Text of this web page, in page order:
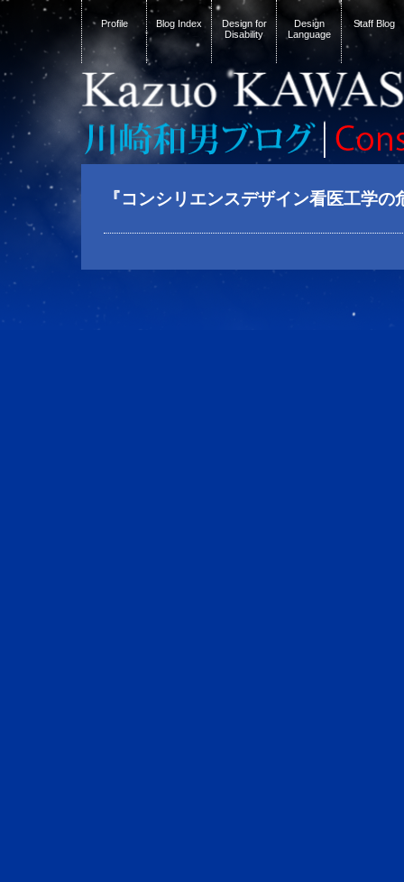
Profile Blog Index
Design for
Disability
Design
Language
Staff Blog
『コンシリエンスデザイン看医工学